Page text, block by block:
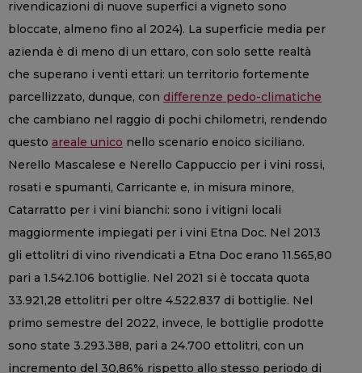
rivendicazioni di nuove superfici a vigneto sono
bloccate, almeno fino al 2024). La superficie media per
azienda è di meno di un ettaro, con solo sette realtà
che superano i venti ettari: un territorio fortemente
parcellizzato, dunque, con differenze pedo-climatiche
che cambiano nel raggio di pochi chilometri, rendendo
questo areale unico nello scenario enoico siciliano.
Nerello Mascalese e Nerello Cappuccio per i vini rossi,
rosati e spumanti, Carricante e, in misura minore,
Catarratto per i vini bianchi: sono i vitigni locali
maggiormente impiegati per i vini Etna Doc. Nel 2013
gli ettolitri di vino rivendicati a Etna Doc erano 11.565,80
pari a 1.542.106 bottiglie. Nel 2021 si è toccata quota
33.921,28 ettolitri per oltre 4.522.837 di bottiglie. Nel
primo semestre del 2022, invece, le bottiglie prodotte
sono state 3.293.388, pari a 24.700 ettolitri, con un
incremento del 30,86% rispetto allo stesso periodo di